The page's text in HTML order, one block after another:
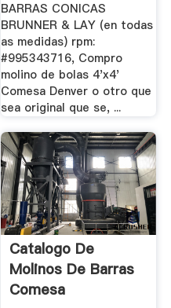
BARRAS CONICAS
BRUNNER & LAY (en todas
as medidas) rpm:
#995343716, Compro
molino de bolas 4'x4'
Comesa Denver o otro que
sea original que se, ...
Catalogo De
Molinos De Barras
Comesa